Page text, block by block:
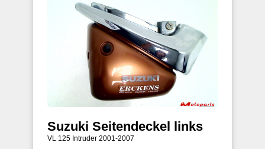
Suzuki Seitendeckel links
VL 125 Intruder 2001-2007